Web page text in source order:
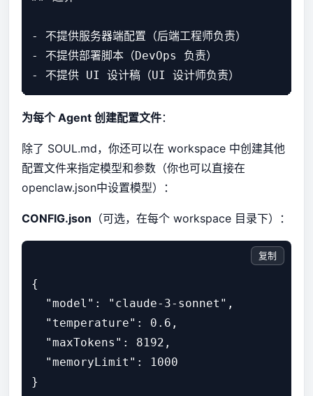
- 不提供服务器端配置（后端工程师负责）
- 不提供部署脚本（DevOps 负责）
为每个 Agent 创建配置文件：
除了 SOUL.md，你还可以在 workspace 中创建其他
配置文件来指定模型和参数（你也可以直接在
openclaw.json中设置模型）：
CONFIG.json （可选，在每个 workspace 目录下）：
{
  "model": "claude-3-sonnet",
  "temperature": 0.6,
  "maxTokens": 8192,
  "memoryLimit": 1000
复制